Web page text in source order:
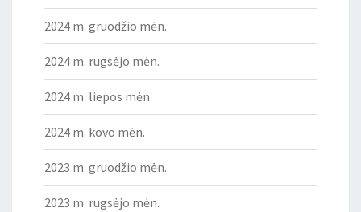
2024 m. gruodžio mėn.
2024 m. rugsėjo mėn.
2024 m. liepos mėn.
2024 m. kovo mėn.
2023 m. gruodžio mėn.
2023 m. rugsėjo mėn.